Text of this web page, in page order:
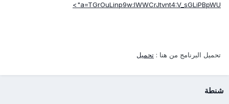
a=TGrOuLinp9w:lWWCrJtvnt4:V_sGLiPBpWU">
تحميل البرنامج من هنا : تحميل
شنطة